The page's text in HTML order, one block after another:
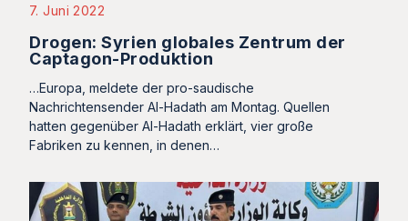
7. Juni 2022
Drogen: Syrien globales Zentrum der
Captagon-Produktion
…Europa, meldete der pro-saudische
Nachrichtensender Al-Hadath am Montag. Quellen
hatten gegenüber Al-Hadath erklärt, vier große
Fabriken zu kennen, in denen…